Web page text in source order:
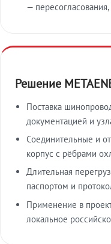
— пересогласования,
Решение
Поставка
документацией и
Соединительные и
корпус с рёбрами
Длительная
паспортом и
Применение в
локальное